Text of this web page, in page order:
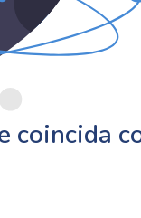
coincida